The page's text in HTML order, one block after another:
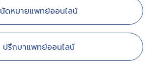
นัดหมายแพทย์ออนไลน์
ปรึกษาแพทย์ออนไลน์